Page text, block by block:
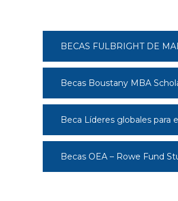
BECAS FULBRIGHT DE
Becas Boustany MBA
Beca Líderes globales para
Becas OEA – Rowe Fund